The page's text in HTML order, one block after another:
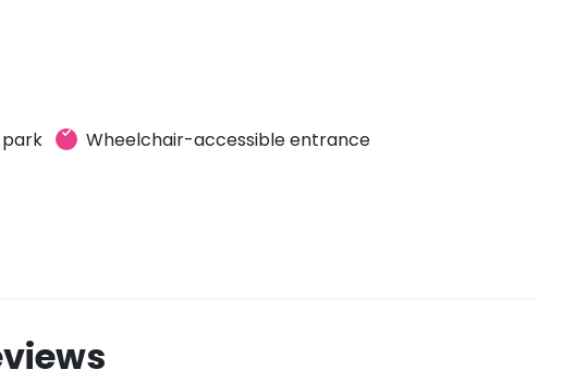
Wheelchair-accessible entrance